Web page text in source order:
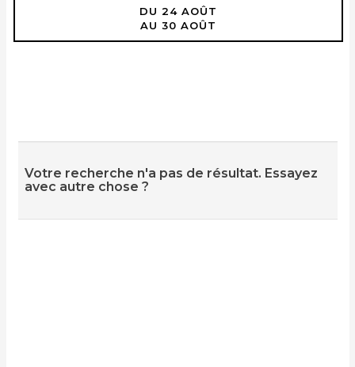
DU 24 AOÛT
AU 30 AOÛT
Votre recherche n'a pas de résultat. Essayez
avec autre chose ?